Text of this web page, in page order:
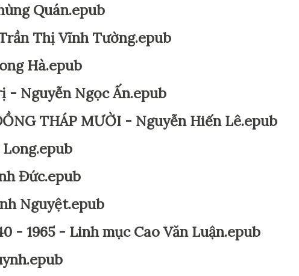
Quán.epub
Thị Vĩnh Tường.epub
Hà.epub
- Nguyễn Ngọc Ấn.epub
THÁP MƯỜI - Nguyễn Hiến Lê.epub
Đức.epub
Nguyệt.epub
- 1965 - Linh mục Cao Văn Luận.epub